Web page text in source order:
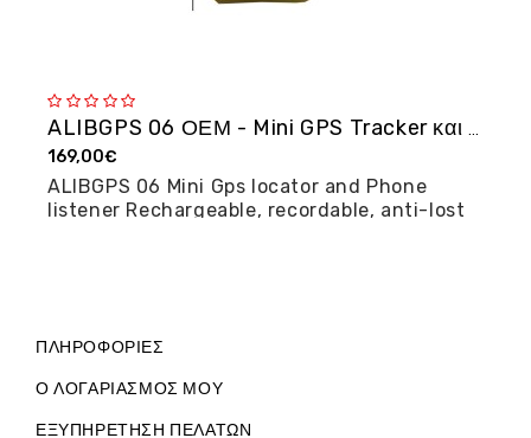
ALIBGPS 06 ΟΕΜ - Mini GPS Tracker και φω�...
169,00€
ALIBGPS 06 Mini Gps locator and Phone
listener Rechargeable, recordable, anti-lost
ΠΛΗΡΟΦΟΡΊΕΣ
Ο ΛΟΓΑΡΙΑΣΜΌΣ ΜΟΥ
ΕΞΥΠΗΡΈΤΗΣΗ ΠΕΛΑΤΏΝ